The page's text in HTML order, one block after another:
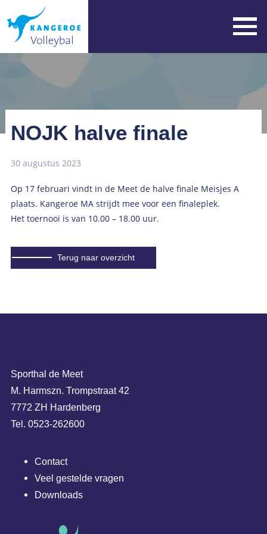
NOJK halve finale
30 augustus 2023
Op 17 februari vindt in de Meet de halve finale Meisjes A
plaats. Kangeroe MA strijdt mee voor een finaleplek.
Het toernooi is van 10.00 – 18.00 uur.
Terug naar overzicht
Sporthal de Meet
M. Harmszn. Trompstraat 42
7772 ZH Hardenberg
Tel. 0523-262600
Contact
Veel gestelde vragen
Downloads